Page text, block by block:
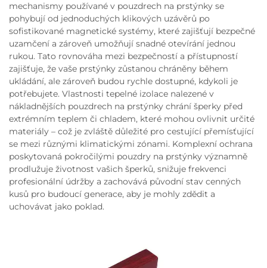
mechanismy používané v pouzdrech na prstýnky se
pohybují od jednoduchých klikových uzávěrů po
sofistikované magnetické systémy, které zajišťují bezpečné
uzamčení a zároveň umožňují snadné otevírání jednou
rukou. Tato rovnováha mezi bezpečností a přístupností
zajišťuje, že vaše prstýnky zůstanou chráněny během
ukládání, ale zároveň budou rychle dostupné, kdykoli je
potřebujete. Vlastnosti tepelné izolace nalezené v
nákladnějších pouzdrech na prstýnky chrání šperky před
extrémním teplem či chladem, které mohou ovlivnit určité
materiály – což je zvláště důležité pro cestující přemísťující
se mezi různými klimatickými zónami. Komplexní ochrana
poskytovaná pokročilými pouzdry na prstýnky významně
prodlužuje životnost vašich šperků, snižuje frekvenci
profesionální údržby a zachovává původní stav cenných
kusů pro budoucí generace, aby je mohly zdědit a
uchovávat jako poklad.